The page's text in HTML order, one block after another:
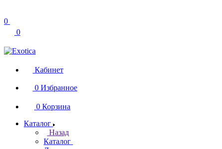
0
0
Кабинет
0 Избранное
0 Корзина
Каталог
Назад
Каталог